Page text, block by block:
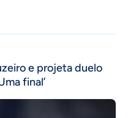
e projeta duelo
final’